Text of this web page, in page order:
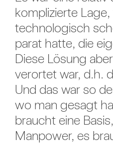
komplizierte
technologisch
parat hatte, die
Diese Lösung
verortet war, d.h.
Und das war so
wo man gesagt
braucht eine
Manpower, es